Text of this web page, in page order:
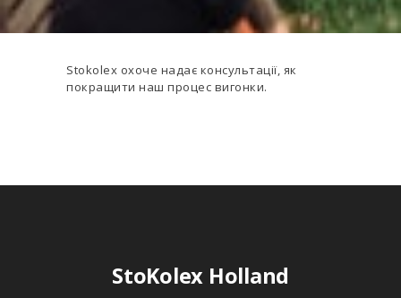
Stokolex охоче надає консультації, як
покращити наш процес вигонки.
StoKolex Holland